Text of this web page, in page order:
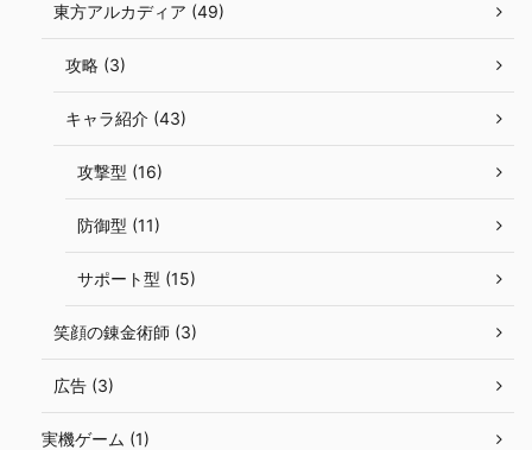
東方アルカディア (49)
攻略 (3)
キャラ紹介 (43)
攻撃型 (16)
防御型 (11)
サポート型 (15)
笑顔の錬金術師 (3)
広告 (3)
実機ゲーム (1)